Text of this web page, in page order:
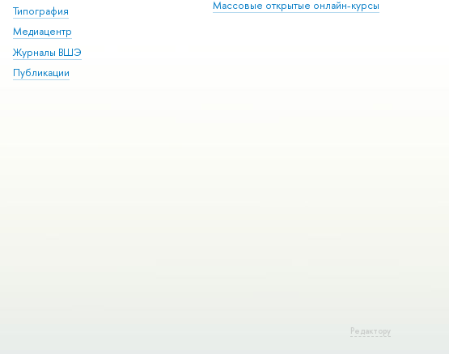
Типография
Медиацентр
Журналы ВШЭ
Публикации
Массовые открытые онлайн-курсы
Редактору